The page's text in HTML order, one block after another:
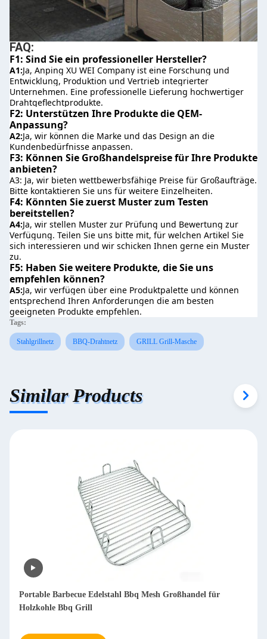
FAQ:
F1: Sind Sie ein professioneller Hersteller?
A1:Ja, Anping XU WEI Company ist eine Forschung und
Entwicklung, Produktion und Vertrieb integrierter
Unternehmen. Eine professionelle Lieferung hochwertiger
Drahtgeflechtprodukte.
F2: Unterstützen Ihre Produkte die QEM-
Anpassung?
A2:Ja, wir können die Marke und das Design an die
Kundenbedürfnisse anpassen.
F3: Können Sie Großhandelspreise für Ihre Produkte
anbieten?
A3: Ja, wir bieten wettbewerbsfähige Preise für Großaufträge.
Bitte kontaktieren Sie uns für weitere Einzelheiten.
F4: Könnten Sie zuerst Muster zum Testen
bereitstellen?
A4:Ja, wir stellen Muster zur Prüfung und Bewertung zur
Verfügung. Teilen Sie uns bitte mit, für welchen Artikel Sie
sich interessieren und wir schicken Ihnen gerne ein Muster
zu.
F5: Haben Sie weitere Produkte, die Sie uns
empfehlen können?
A5:Ja, wir verfügen über eine Produktpalette und können
entsprechend Ihren Anforderungen die am besten
geeigneten Produkte empfehlen.
Tags:
Stahlgrillnetz BBQ-Drahtnetz GRILL Grill-Masche
Similar Products
Verarbeiteter Edelstahl-Metall-BBQ-Grillrost für Picknick im
Freien